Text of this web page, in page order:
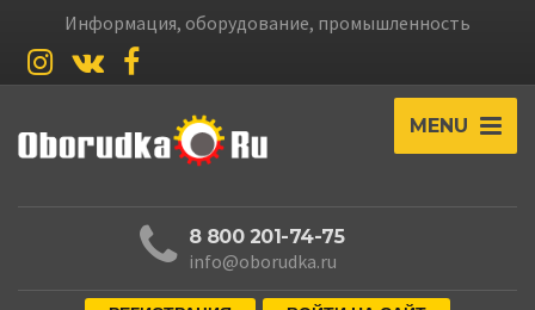
Информация, оборудование, промышленность
MENU
8 800 201-74-75
info@oborudka.ru